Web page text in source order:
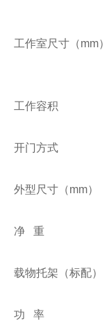
工作室尺寸（mm）
工作容积
开门方式
外型尺寸（mm）
净 重
载物托架（标配）
功 率